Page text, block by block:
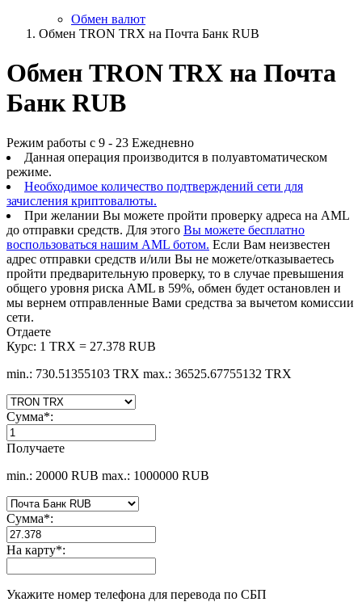
Обмен валют
Обмен TRON TRX на Почта Банк RUB
Обмен TRON TRX на Почта
Банк RUB
Режим работы с 9 - 23 Ежедневно
Данная операция производится в полуавтоматическом
режиме.
Необходимое количество подтверждений сети для
зачисления криптовалюты.
При желании Вы можете пройти проверку адреса на AML
до отправки средств. Для этого Вы можете бесплатно
воспользоваться нашим AML ботом. Если Вам неизвестен
адрес отправки средств и/или Вы не можете/отказываетесь
пройти предварительную проверку, то в случае превышения
общего уровня риска AML в 59%, обмен будет остановлен и
мы вернем отправленные Вами средства за вычетом комиссии
сети.
Отдаете
Курс: 1 TRX = 27.378 RUB
min.: 730.51355103 TRX max.: 36525.67755132 TRX
Сумма*:
Получаете
min.: 20000 RUB max.: 1000000 RUB
Сумма*:
На карту*:
Укажите номер телефона для перевода по СБП